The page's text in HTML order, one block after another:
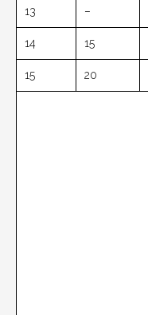
13 –
14 15
15 20